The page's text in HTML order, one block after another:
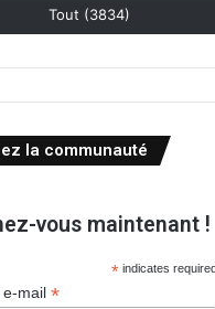
Tout (3834)
la communauté
vous maintenant !
*indicates
e-mail*